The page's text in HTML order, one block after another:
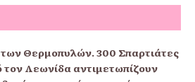
Θερμοπυλών. 300 Σπαρτιάτες
τον Λεωνίδα αντιμετωπίζουν